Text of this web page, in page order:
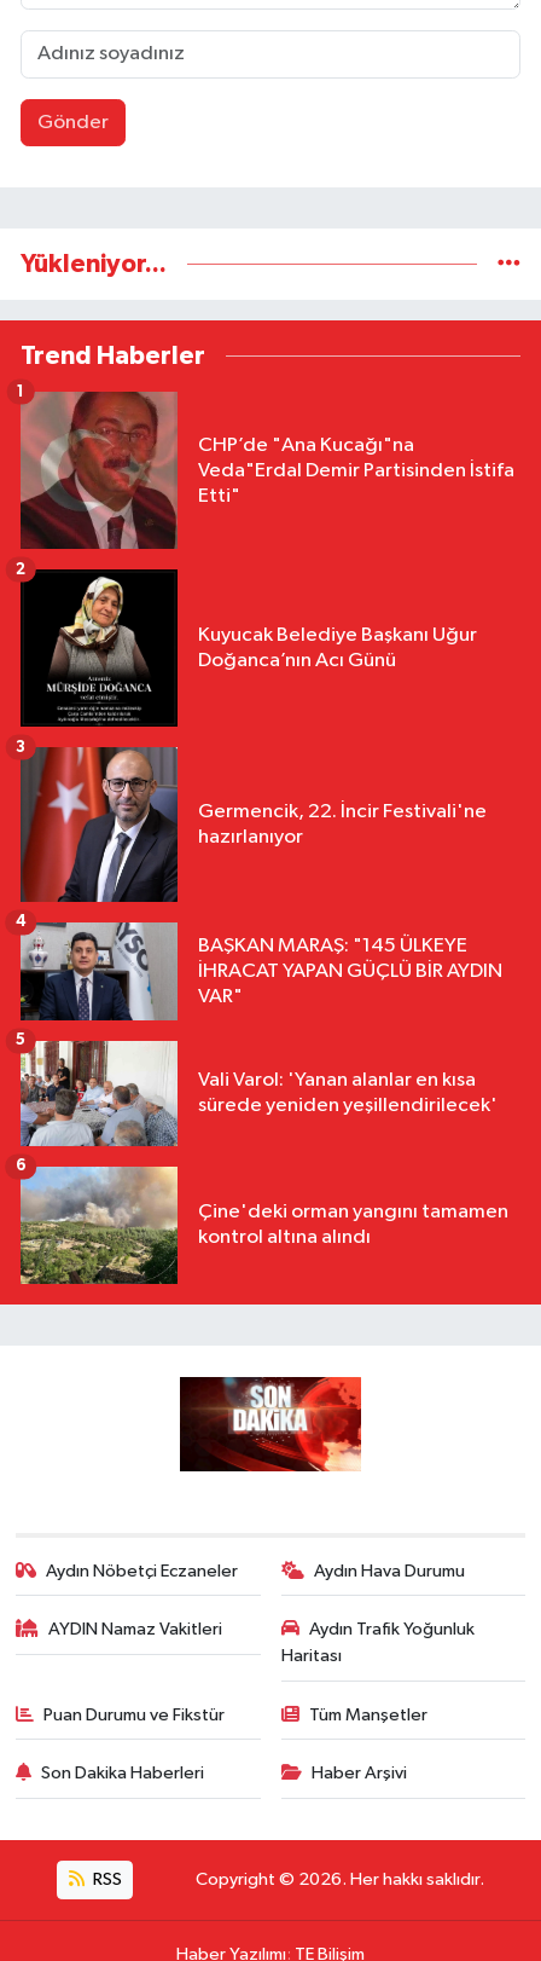
Gönder
Yükleniyor...
Trend Haberler
CHP’de "Ana Kucağı"na
Veda"Erdal Demir Partisinden İstifa
Etti"
1
Kuyucak Belediye Başkanı Uğur
Doğanca’nın Acı Günü
2
Germencik, 22. İncir Festivali'ne
hazırlanıyor
3
BAŞKAN MARAŞ: "145 ÜLKEYE
İHRACAT YAPAN GÜÇLÜ BİR AYDIN
VAR"
4
Vali Varol: 'Yanan alanlar en kısa
sürede yeniden yeşillendirilecek'
5
Çine'deki orman yangını tamamen
kontrol altına alındı
6
Aydın Nöbetçi Eczaneler Aydın Hava Durumu
AYDIN Namaz Vakitleri
Aydın Trafik Yoğunluk
Haritası
Puan Durumu ve Fikstür Tüm Manşetler
Son Dakika Haberleri Haber Arşivi
RSS Copyright © 2026. Her hakkı saklıdır.
Haber Yazılımı: TE Bilişim